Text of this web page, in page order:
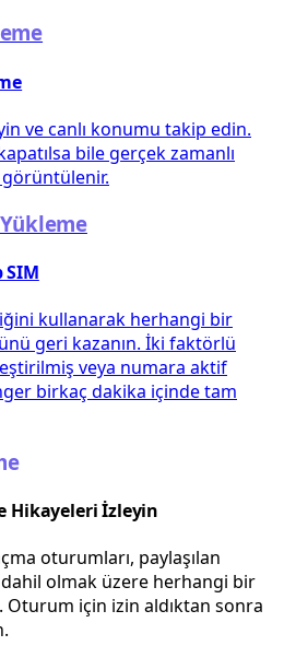
ve canlı konumu takip edin.
bile gerçek zamanlı
SIM
kullanarak herhangi bir
geri kazanın. İki faktörlü
veya numara aktif
birkaç dakika içinde tam
Hikayeleri İzleyin
oturumları, paylaşılan
dahil olmak üzere herhangi bir
Oturum için izin aldıktan sonra